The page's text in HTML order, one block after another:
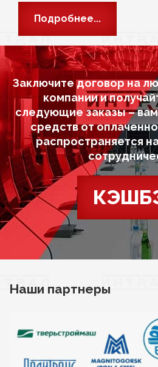
Подробнее...
Заключите договор на
компании и
следующие заказы – вам
средств от
распространяется
Наши партнеры